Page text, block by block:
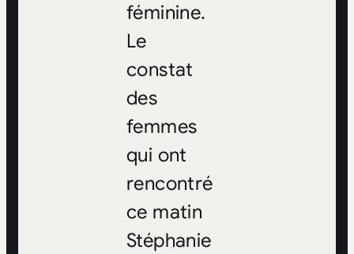
féminine.
Le
constat
des
femmes
qui ont
rencontré
ce matin
Stéphanie